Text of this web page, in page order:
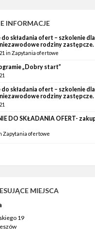
INFORMACJE
składania ofert – szkolenie
rodziny zastępcze.
in Zapytania ofertowe
„Dobry start”
składania ofert – szkolenie
rodziny zastępcze.
DO SKŁADANIA OFERT-
Zapytania ofertowe
MIEJSCA
19